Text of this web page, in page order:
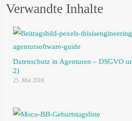
Verwandte Inhalte
Datenschutz in Agenturen – DSGVO
2)
25. Mai 2018